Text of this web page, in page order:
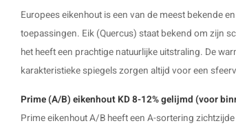
Europees eikenhout is een van de meest bekende
toepassingen. Eik (Quercus) staat bekend om zijn
het heeft een prachtige natuurlijke uitstraling. De
karakteristieke spiegels zorgen altijd voor een
Prime (A/B) eikenhout KD 8-12% gelijmd (voor
Prime eikenhout A/B heeft een A-sortering